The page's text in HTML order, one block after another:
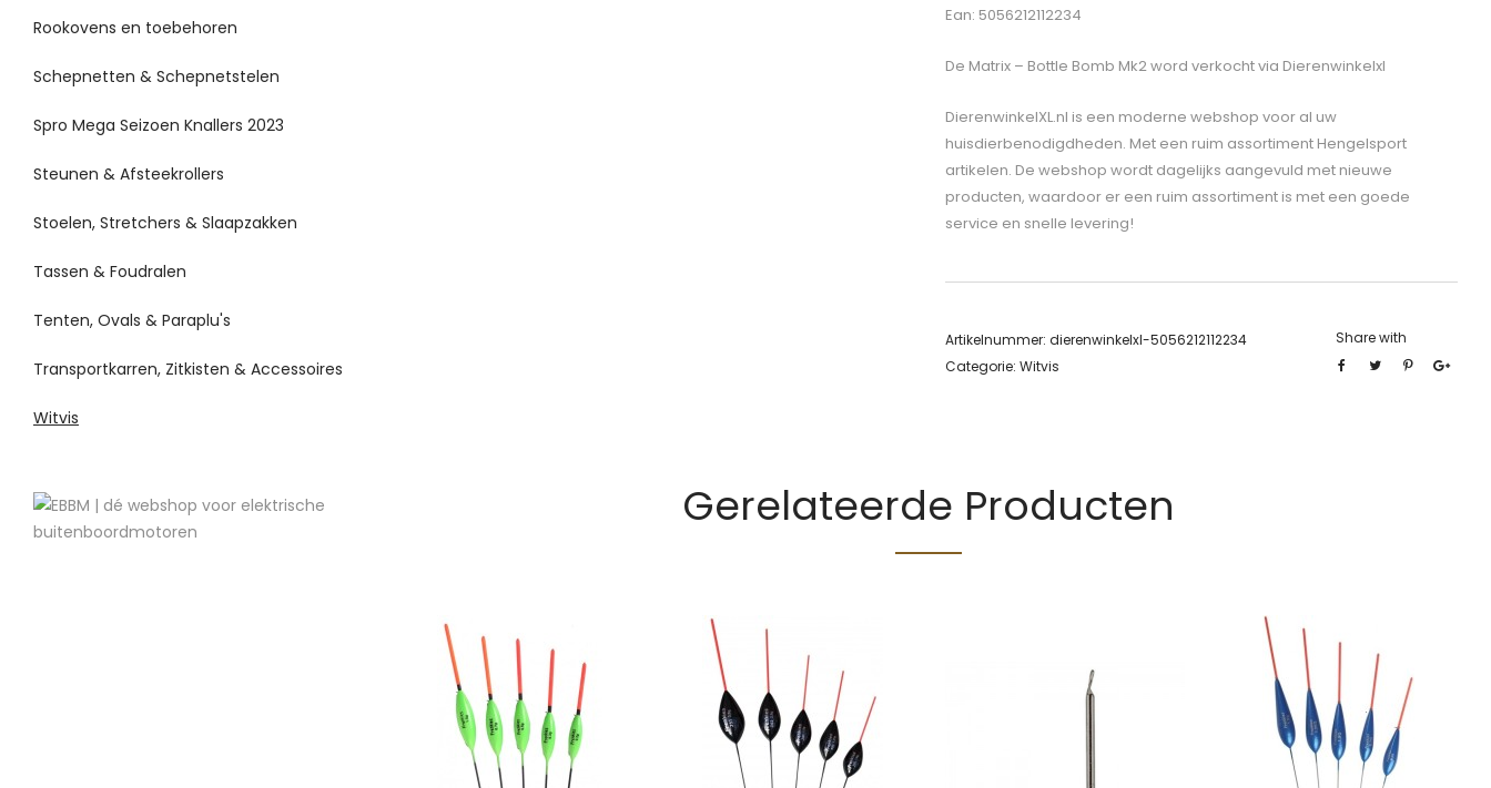
Ean: 5056212112234
De Matrix – Bottle Bomb Mk2word verkocht via Dierenwinkelxl
DierenwinkelXL.nl is een moderne webshop voor al uw
huisdierbenodigdheden. Met een ruim assortiment Hengelsport
artikelen. De webshop wordt dagelijks aangevuld met nieuwe
producten, waardoor er een ruim assortiment is met een goede
service en snelle levering!
Artikelnummer: dierenwinkelxl-5056212112234
Categorie: Witvis
Share with
Gerelateerde Producten
Rookovens en toebehoren
Schepnetten & Schepnetstelen
Spro Mega Seizoen Knallers 2023
Steunen & Afsteekrollers
Stoelen, Stretchers & Slaapzakken
Tassen & Foudralen
Tenten, Ovals & Paraplu's
Transportkarren, Zitkisten & Accessoires
Witvis